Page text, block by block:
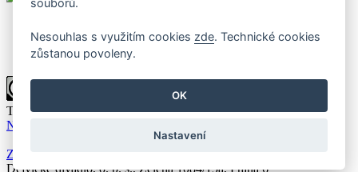
Toto dílo podléhá licenciCreative Commons Uveďte původ-
Neužívejte komerčně-Nezpracovávejte 4.0 Mezinárodní licence
Zásady zpracování a ochrany osobních údajů
Dejvické divadlo, o. p. s., Zelená 1084/15a, Praha 6
Nesouhlas s využitím cookies zde. Technické cookies
zůstanou povoleny.
OK
Nastavení